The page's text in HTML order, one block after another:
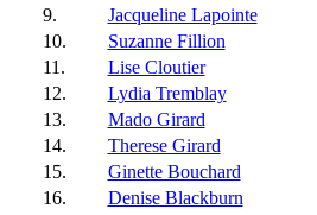
9.
Jacqueline Lapointe
10.
Suzanne Fillion
11.
Lise Cloutier
12.
Lydia Tremblay
13.
Mado Girard
14.
Therese Girard
15.
Ginette Bouchard
16.
Denise Blackburn